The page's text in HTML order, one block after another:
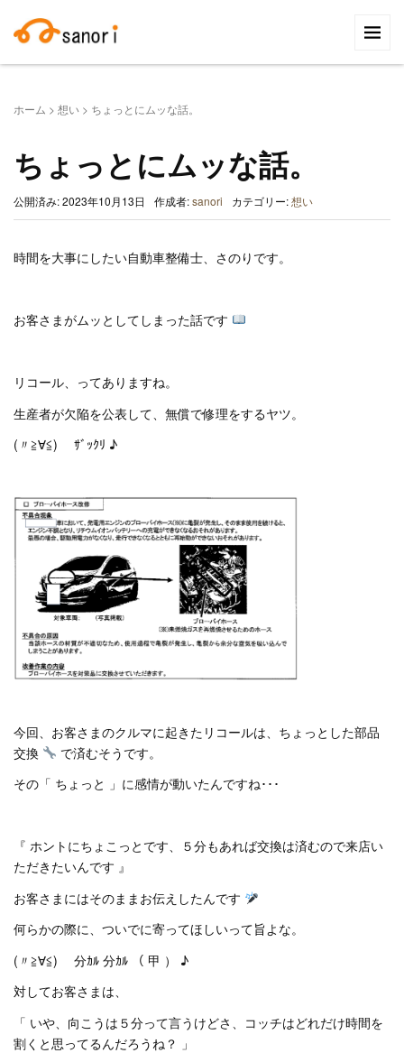
索:
ホーム > 想い > ちょっとにムッな話。
ちょっとにムッな話。
公開済み: 2023年10月13日 作成者:sanori カテゴリー:想い
時間を大事にしたい自動車整備士、さのりです。
お客さまがムッとしてしまった話です
リコール、ってありますね。
生産者が欠陥を公表して、無償で修理をするヤツ。
(〃≧∀≦)ゞ ｻﾞｯｸﾘ ♪
今回、お客さまのクルマに起きたリコールは、ちょっとした部品
交換
で済むそうです。
その「 ちょっと 」に感情が動いたんですね･･･
『 ホントにちょこっとです、５分もあれば交換は済むので来店い
ただきたいんです 』
お客さまにはそのままお伝えしたんです
何らかの際に、ついでに寄ってほしいって旨よな。
(〃≧∀≦)ゞ 分ｶﾙ 分ｶﾙ （ 甲 ） ♪
対してお客さまは、
「 いや、向こうは５分って言うけどさ、コッチはどれだけ時間を
割くと思ってるんだろうね？ 」